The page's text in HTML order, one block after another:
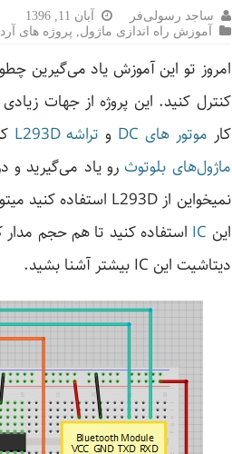
ساجد رسولی‌فر
آبان 11, 1396
آموزش راه اندازی ماژول
پروژه های
کنترل کنید. این پروژه از جهات
کار موتور های DC و تراشه L293D
ماژول‌های بلوتوث رو یاد می‌گیرید و
نمیخواین از L293D استفاده کنید میتونین از
این IC استفاده کنید تا هم حجم
دیتاشیت این IC بیشتر آشنا بشید.